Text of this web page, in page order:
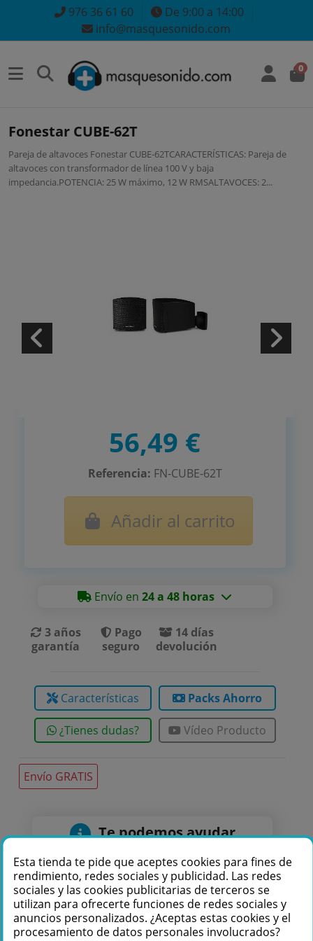
976 36 61 60
De 9:00 a 14:00
info@masquesonido.com
0
Fonestar CUBE-62T
Pareja de altavoces Fonestar CUBE-62TCARACTERÍSTICAS: Pareja de
altavoces con transformador de línea 100 V y baja
impedancia.POTENCIA: 25 W máximo, 12 W RMSALTAVOCES: 2...
Envío GRATIS
Te podemos ayudar
+34 976 36 61 60
56,49 €
Referencia: FN-CUBE-62T
Añadir al carrito
Envío en24 a 48 horas
3 años
garantía
Pago
seguro
14 días
devolución
Características Packs Ahorro
¿Tienes dudas? Vídeo Producto
Esta tienda te pide que aceptes cookies para fines de
rendimiento, redes sociales y publicidad. Las redes
sociales y las cookies publicitarias de terceros se
utilizan para ofrecerte funciones de redes sociales y
anuncios personalizados. ¿Aceptas estas cookies y el
procesamiento de datos personales involucrados?